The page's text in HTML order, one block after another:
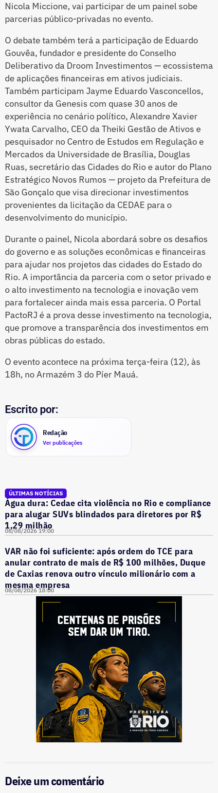
Nicola Miccione, vai participar de um painel sobe
parcerias público-privadas no evento.
O debate também terá a participação de Eduardo
Gouvêa, fundador e presidente do Conselho
Deliberativo da Droom Investimentos — ecossistema
de aplicações financeiras em ativos judiciais.
Também participam Jayme Eduardo Vasconcellos,
consultor da Genesis com quase 30 anos de
experiência no cenário político, Alexandre Xavier
Ywata Carvalho, CEO da Theiki Gestão de Ativos e
pesquisador no Centro de Estudos em Regulação e
Mercados da Universidade de Brasília, Douglas
Ruas, secretário das Cidades do Rio e autor do Plano
Estratégico Novos Rumos — projeto da Prefeitura de
São Gonçalo que visa direcionar investimentos
provenientes da licitação da CEDAE para o
desenvolvimento do município.
Durante o painel, Nicola abordará sobre os desafios
do governo e as soluções econômicas e financeiras
para ajudar nos projetos das cidades do Estado do
Rio. A importância da parceria com o setor privado e
o alto investimento na tecnologia e inovação vem
para fortalecer ainda mais essa parceria. O Portal
PactoRJ é a prova desse investimento na tecnologia,
que promove a transparência dos investimentos em
obras públicas do estado.
O evento acontece na próxima terça-feira (12), às
18h, no Armazém 3 do Píer Mauá.
Escrito por:
Redação
Ver publicações
ÚLTIMAS NOTÍCIAS
Água dura: Cedae cita violência no Rio e compliance
para alugar SUVs blindados para diretores por R$
1,29 milhão
08/08/2026 19:00
VAR não foi suficiente: após ordem do TCE para
anular contrato de mais de R$ 100 milhões, Duque
de Caxias renova outro vínculo milionário com a
mesma empresa
08/08/2026 18:00
Deixe um comentário